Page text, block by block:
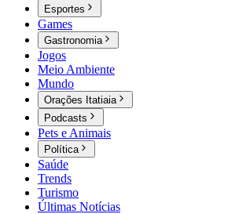
Esportes
Games
Gastronomia
Jogos
Meio Ambiente
Mundo
Orações Itatiaia
Podcasts
Pets e Animais
Política
Saúde
Trends
Turismo
Últimas Notícias